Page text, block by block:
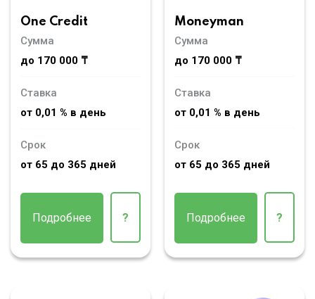
One Credit
Сумма
до 170 000 ₸
Ставка
от 0,01 % в день
Срок
от 65 до 365 дней
Подробнее ?
Moneyman
Сумма
до 170 000 ₸
Ставка
от 0,01 % в день
Срок
от 65 до 365 дней
Подробнее ?